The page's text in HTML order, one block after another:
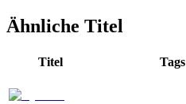
Ähnliche Titel
Titel Tags